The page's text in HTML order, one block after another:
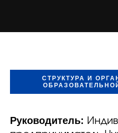
СТРУКТУРА И
Руководитель: